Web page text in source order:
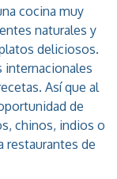
cocina muy
naturales y
deliciosos.
internacionales
Así que al
de
chinos, indios o
restaurantes de